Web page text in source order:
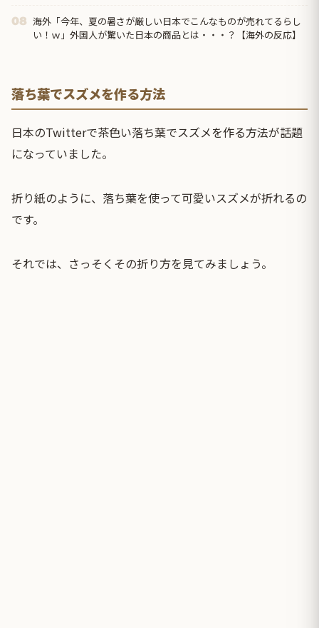
08 海外「今年、夏の暑さが厳しい日本でこんなものが売れてるらし
い！ｗ」外国人が驚いた日本の商品とは・・・？【海外の反応】
落ち葉でスズメを作る方法
日本のTwitterで茶色い落ち葉でスズメを作る方法が話題
になっていました。
折り紙のように、落ち葉を使って可愛いスズメが折れるの
です。
それでは、さっそくその折り方を見てみましょう。